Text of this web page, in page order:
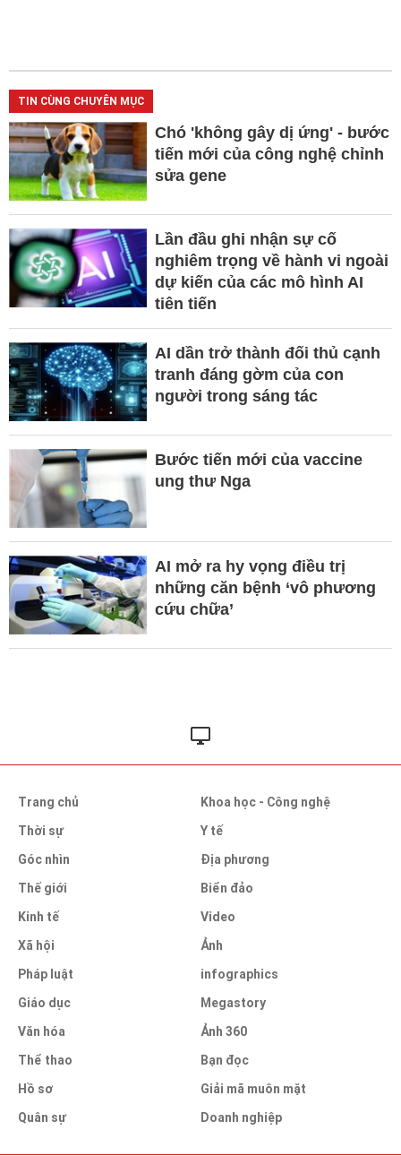
TIN CÙNG CHUYÊN MỤC
Chó 'không gây dị ứng' - bước
tiến mới của công nghệ chỉnh
sửa gene
Lần đầu ghi nhận sự cố
nghiêm trọng về hành vi ngoài
dự kiến của các mô hình AI
tiên tiến
AI dần trở thành đối thủ cạnh
tranh đáng gờm của con
người trong sáng tác
Bước tiến mới của vaccine
ung thư Nga
AI mở ra hy vọng điều trị
những căn bệnh ‘vô phương
cứu chữa’
Trang chủ
Thời sự
Góc nhìn
Thế giới
Kinh tế
Xã hội
Pháp luật
Giáo dục
Văn hóa
Thể thao
Hồ sơ
Quân sự
Khoa học - Công nghệ
Y tế
Địa phương
Biển đảo
Video
Ảnh
infographics
Megastory
Ảnh 360
Bạn đọc
Giải mã muôn mặt
Doanh nghiệp